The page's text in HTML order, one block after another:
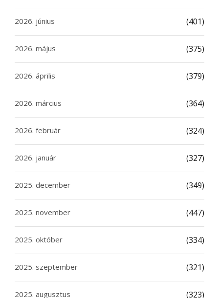
2026. június (401)
2026. május (375)
2026. április (379)
2026. március (364)
2026. február (324)
2026. január (327)
2025. december (349)
2025. november (447)
2025. október (334)
2025. szeptember (321)
2025. augusztus (323)